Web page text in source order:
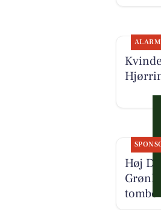
Høj